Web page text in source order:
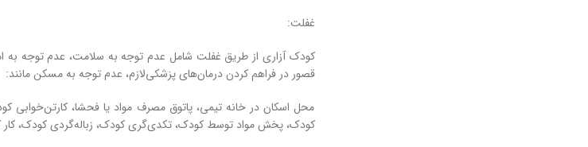
غفلت:
کودک آزاری از طریق غفلت شامل عدم توجه به سلامت، عدم توجه
قصور در فراهم کردن درمان‌های پزشکی‌لازم، عدم توجه به مسکن مانند:
محل اسکان در خانه تیمی، پاتوق مصرف مواد یا فحشا، کارتن‌خوابی
کودک، پخش مواد توسط کودک، تکدی‌گری کودک، زباله‌گردی کودک،